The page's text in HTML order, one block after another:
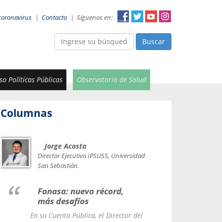
| Contacto | Síguenos en:
Buscar
Políticas Públicas Observatorio de Salud
Columnas
Jorge Acosta
Director Ejecutivo IPSUSS, Universidad
San Sebastián.
Fonasa: nuevo récord,
más desafíos
En su Cuenta Pública, el Director del